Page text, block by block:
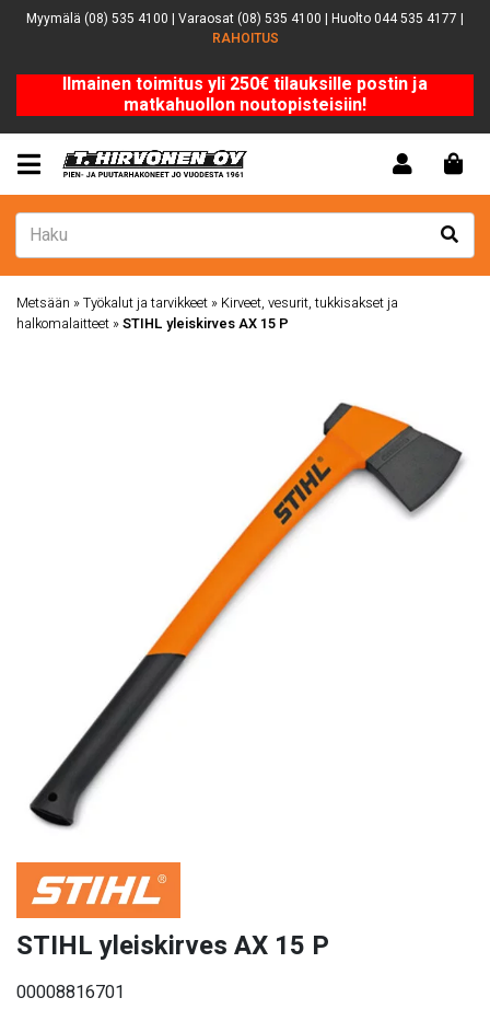
Myymälä (08) 535 4100 | Varaosat (08) 535 4100 | Huolto 044 535 4177 |
RAHOITUS
Ilmainen toimitus yli 250€ tilauksille postin ja
matkahuollon noutopisteisiin!
Metsään »Työkalut ja tarvikkeet » Kirveet, vesurit, tukkisakset ja
halkomalaitteet »STIHL yleiskirves AX 15 P
STIHL yleiskirves AX 15 P
00008816701